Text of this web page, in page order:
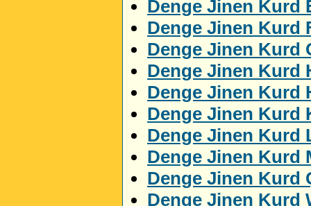
Denge Jinen Kurd
Denge Jinen Kurd
Denge Jinen Kurd
Denge Jinen Kurd
Denge Jinen Kurd
Denge Jinen Kurd
Denge Jinen Kurd
Denge Jinen Kurd
Denge Jinen Kurd
Denge Jinen Kurd